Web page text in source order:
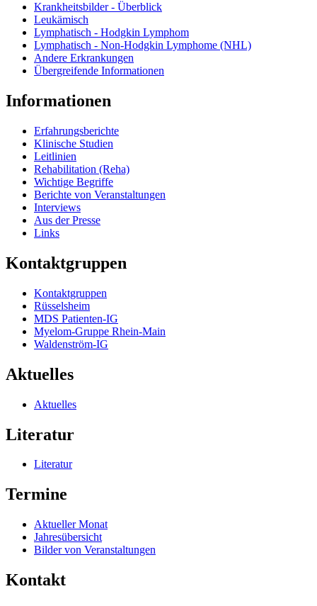
Krankheitsbilder - Überblick
Leukämisch
Lymphatisch - Hodgkin Lymphom
Lymphatisch - Non-Hodgkin Lymphome (NHL)
Andere Erkrankungen
Übergreifende Informationen
Informationen
Erfahrungsberichte
Klinische Studien
Leitlinien
Rehabilitation (Reha)
Wichtige Begriffe
Berichte von Veranstaltungen
Interviews
Aus der Presse
Links
Kontaktgruppen
Kontaktgruppen
Rüsselsheim
MDS Patienten-IG
Myelom-Gruppe Rhein-Main
Waldenström-IG
Aktuelles
Aktuelles
Literatur
Literatur
Termine
Aktueller Monat
Jahresübersicht
Bilder von Veranstaltungen
Kontakt